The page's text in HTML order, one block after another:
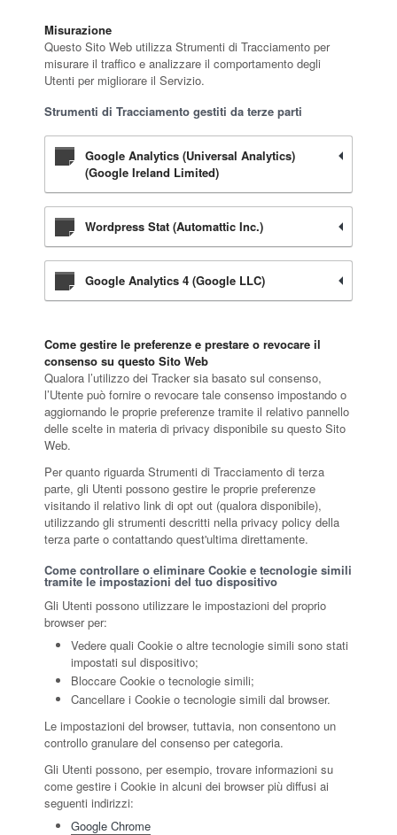
Misurazione
Questo Sito Web utilizza Strumenti di Tracciamento per
misurare il traffico e analizzare il comportamento degli
Utenti per migliorare il Servizio.
Strumenti di Tracciamento gestiti da terze parti
Google Analytics (Universal Analytics)
(Google Ireland Limited)
Wordpress Stat (Automattic Inc.)
Google Analytics 4 (Google LLC)
Come gestire le preferenze e prestare o revocare il
consenso su questo Sito Web
Qualora l’utilizzo dei Tracker sia basato sul consenso,
l’Utente può fornire o revocare tale consenso impostando o
aggiornando le proprie preferenze tramite il relativo pannello
delle scelte in materia di privacy disponibile su questo Sito
Web.
Per quanto riguarda Strumenti di Tracciamento di terza
parte, gli Utenti possono gestire le proprie preferenze
visitando il relativo link di opt out (qualora disponibile),
utilizzando gli strumenti descritti nella privacy policy della
terza parte o contattando quest'ultima direttamente.
Come controllare o eliminare Cookie e tecnologie simili
tramite le impostazioni del tuo dispositivo
Gli Utenti possono utilizzare le impostazioni del proprio
browser per:
Vedere quali Cookie o altre tecnologie simili sono stati
impostati sul dispositivo;
Bloccare Cookie o tecnologie simili;
Cancellare i Cookie o tecnologie simili dal browser.
Le impostazioni del browser, tuttavia, non consentono un
controllo granulare del consenso per categoria.
Gli Utenti possono, per esempio, trovare informazioni su
come gestire i Cookie in alcuni dei browser più diffusi ai
seguenti indirizzi:
Google Chrome